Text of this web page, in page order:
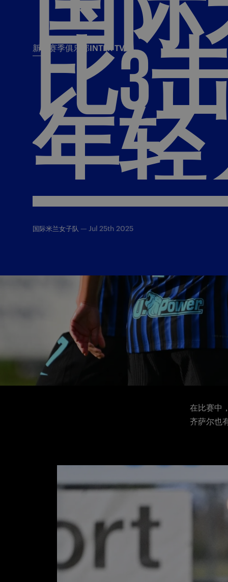
新闻
新闻 所有新闻
一线队
俱乐部
Tickets and stadium
赛季
赛季 团队
赛程 赛果
俱乐部
俱乐
部
INTER TV
票务 Tickets
Season Pass
Season pass resale
Change owner
比3
年轻
国际米兰女子队 — Jul 25th 2025
国际米
在比赛中
齐萨尔也